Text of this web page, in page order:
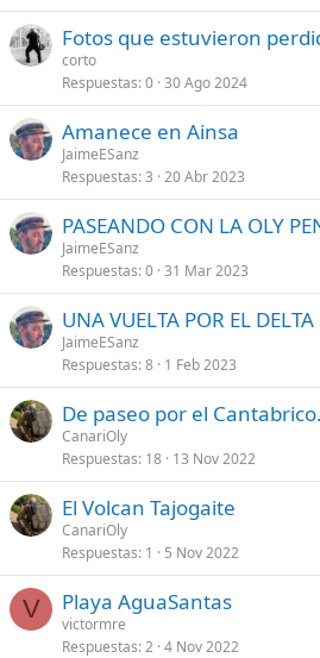
Fotos que estuvieron
corto
Respuestas 0 30 Ago 2024
Amanece en Ainsa
JaimeESanz
Respuestas 3 20 Abr 2023
PASEANDO CON LA OLY
JaimeESanz
Respuestas 0 31 Mar 2023
UNA VUELTA POR EL
JaimeESanz
Respuestas 8 1 Feb 2023
De paseo por el
CanariOly
Respuestas 18 13 Nov 2022
El Volcan Tajogaite
CanariOly
Respuestas 1 5 Nov 2022
V Playa AguaSantas
victormre
Respuestas 2 4 Nov 2022